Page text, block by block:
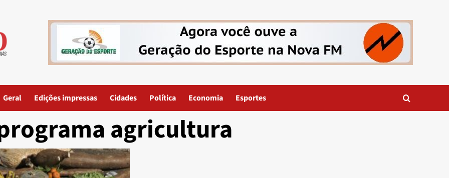
Geral Edições impressas Cidades Política Economia Esportes
agricultura